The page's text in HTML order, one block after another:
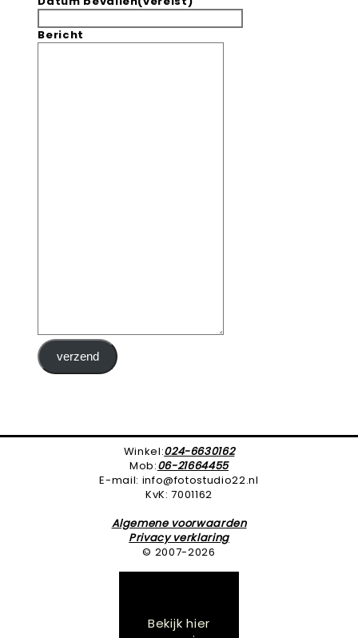
Bericht
verzend
Winkel:024-6630162
Mob:06-21664455
E-mail: info@fotostudio22.nl
KvK: 7001162
Algemene voorwaarden
Privacy verklaring
© 2007-2026
Bekijk hier